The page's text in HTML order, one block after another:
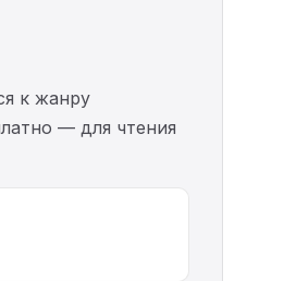
к жанру
— для чтения